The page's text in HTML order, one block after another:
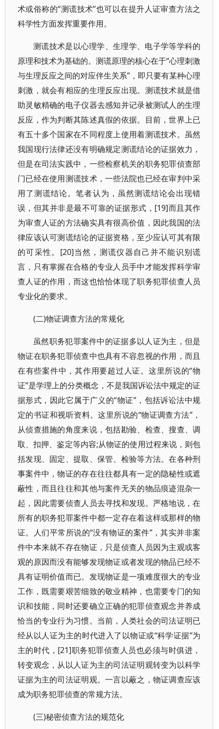
术或俗称的“测谎技术”也可以在提升人证审查方法之
科学性方面发挥重要作用。
测谎技术是以心理学、生理学、电子学等学科的
原理和技术为基础的。测谎原理的核心在于“心理刺激
与生理反应之间的对应伴生关系”，即只要有某种心理
刺激，就会有相应的生理反应出现。测谎技术就是借
助灵敏精确的电子仪器去感知并记录被测试人的生理
反应，作为判断其陈述真假的依据。目前，世界上已
有五十多个国家在不同程度上使用着测谎技术。虽然
我国现行法律还没有明确规定测谎结论的证据效力，
但是在司法实践中，一些检察机关的职务犯罪侦查部
门已经在使用测谎技术，一些法院也已经在审判中采
用了测谎结论。笔者认为，虽然测谎结论会出现错
误，但其并非是最不可靠的证据形式，[19]而且其作
为审查人证的方法确实具有很高价值，因此我国的法
律应该认可测谎结论的证据资格，至少应认可其有限
的可采性。[20]当然，测谎仪器自己并不能识别谎
言，只有掌握在合格的专业人员手中才能发挥科学审
查人证的作用，而这也恰恰体现了职务犯罪侦查人员
专业化的要求。
(二)物证调查方法的常规化
虽然职务犯罪案件中的证据多以人证为主，但是
物证在职务犯罪侦查中也具有不容忽视的作用，而且
在有些案件中，其作用要超过人证。这里所说的“物
证”是学理上的分类概念，不是我国诉讼法中规定的证
据形式，因此它属于广义的“物证”，包括诉讼法中规
定的书证和视听资料。这里所说的“物证调查方法”，
从侦查措施的角度来说，包括勘验、检查、搜查、调
取、扣押、鉴定等内容;从物证的使用过程来说，则包
括发现、固定、提取、保管、检验等方法。在各种刑
事案件中，物证的存在往往都具有一定的隐秘性或遮
蔽性，而且往往和其他与案件无关的物品痕迹混杂一
起，因此需要侦查人员去寻找和发现。严格地说，在
所有的职务犯罪案件中都一定存在着这样或那样的物
证。人们平常所说的“没有物证的案件”，其实并非案
件中本来就不存在物证，只是侦查人员因为主观或客
观的原因而没有能够发现物证或者发现的物品已经不
具有证明价值而已。发现物证是一项难度很大的专业
工作，既需要艰苦细致的敬业精神，也需要专门的知
识和技能，同时还要确立正确的犯罪侦查观念并养成
恰当的专业行为习惯。当前，人类社会的司法证明已
经从以人证为主的时代进入了以物证或“科学证据”为
主的时代，[21]职务犯罪侦查人员也必须与时俱进，
转变观念，从以人证为主的司法证明观转变为以科学
证据为主的司法证明观。一言以蔽之，物证调查应该
成为职务犯罪侦查的常规方法。
(三)秘密侦查方法的规范化